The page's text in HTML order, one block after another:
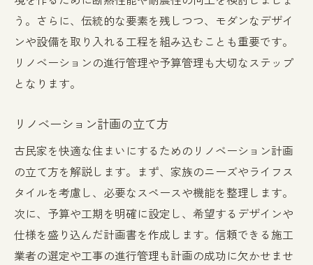
う。さらに、伝統的な要素を残しつつ、モダンなデザイ
ンや設備を取り入れる工程を組み込むことも重要です。
リノベーションの進行管理や予算管理も大切なステップ
となります。
リノベーション計画の立て方
古民家を快適な住まいにするためのリノベーション計画
の立て方を解説します。まず、家族のニーズやライフス
タイルを考慮し、必要なスペースや機能を整理します。
次に、予算や工期を明確に設定し、希望するデザインや
仕様を盛り込んだ計画書を作成します。信頼できる施工
業者の選定や工事の進行管理も計画の成功に欠かせませ